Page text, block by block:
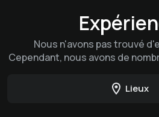
Nous n'avons pas trouvé
Cependant, nous avons de
d'autres
Lieux